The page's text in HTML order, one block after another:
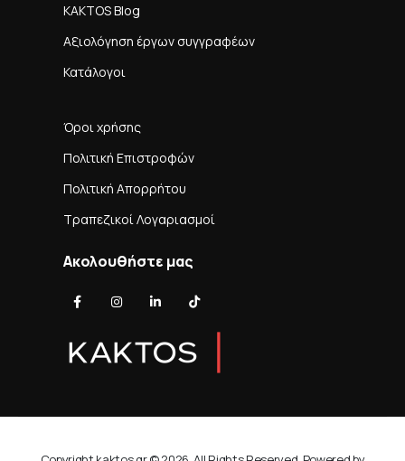
KAKTOS Blog
Αξιολόγηση έργων συγγραφέων
Κατάλογοι
Όροι χρήσης
Πολιτική Επιστροφών
Πολιτική Απορρήτου
Τραπεζικοί Λογαριασμοί
Ακολουθήστε μας